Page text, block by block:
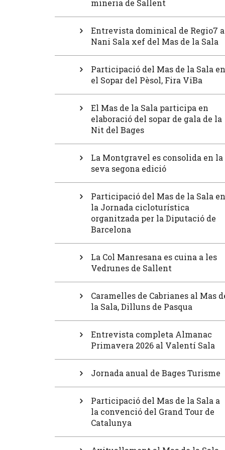
mineria de Sallent
Entrevista dominical de Regio7 a
Nani Sala xef del Mas de la Sala
Participació del Mas de la Sala en
el Sopar del Pèsol, Fira ViBa
El Mas de la Sala participa en
elaboració del sopar de gala de la
Nit del Bages
La Montgravel es consolida en la
seva segona edició
Participació del Mas de la Sala en
la Jornada cicloturística
organitzada per la Diputació de
Barcelona
La Col Manresana es cuina a les
Vedrunes de Sallent
Caramelles de Cabrianes al Mas
la Sala, Dilluns de Pasqua
Entrevista completa Almanac
Primavera 2026 al Valentí Sala
Jornada anual de Bages Turisme
Participació del Mas de la Sala a
la convenció del Grand Tour de
Catalunya